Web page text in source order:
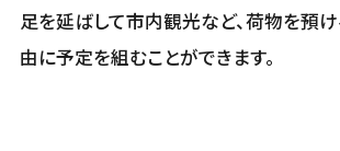
足を延ばして市内観光など、荷物を預け
由に予定を組むことができます。